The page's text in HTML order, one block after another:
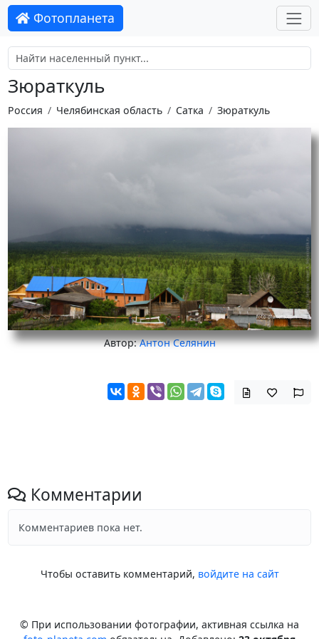
Фотопланета
Зюраткуль
Россия Челябинская область Сатка Зюраткуль
Автор:Антон Селянин
Комментарии
Комментариев пока нет.
Чтобы оставить комментарий, войдите на сайт
© При использовании фотографии, активная ссылка на